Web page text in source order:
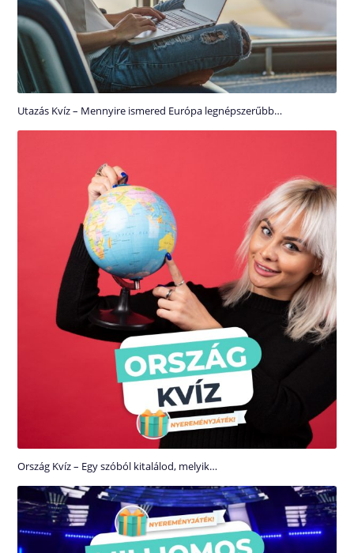
Utazás Kvíz – Mennyire ismered Európa legnépszerűbb…
Ország Kvíz – Egy szóból kitalálod, melyik…